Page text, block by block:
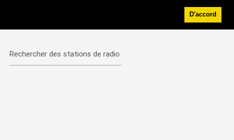
D'accord
Rechercher des stations de radio